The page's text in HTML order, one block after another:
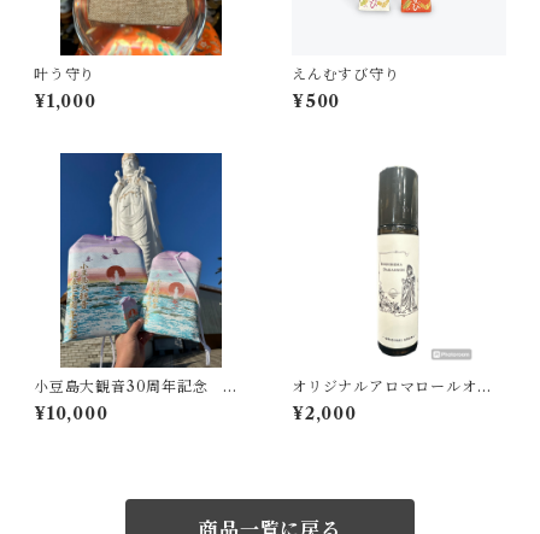
叶う守り
¥1,000
えんむすび守り
¥500
小豆島大観音30周年記念 大
お守り
¥10,000
オリジナルアロマロールオン
ボトル
¥2,000
商品一覧に戻る